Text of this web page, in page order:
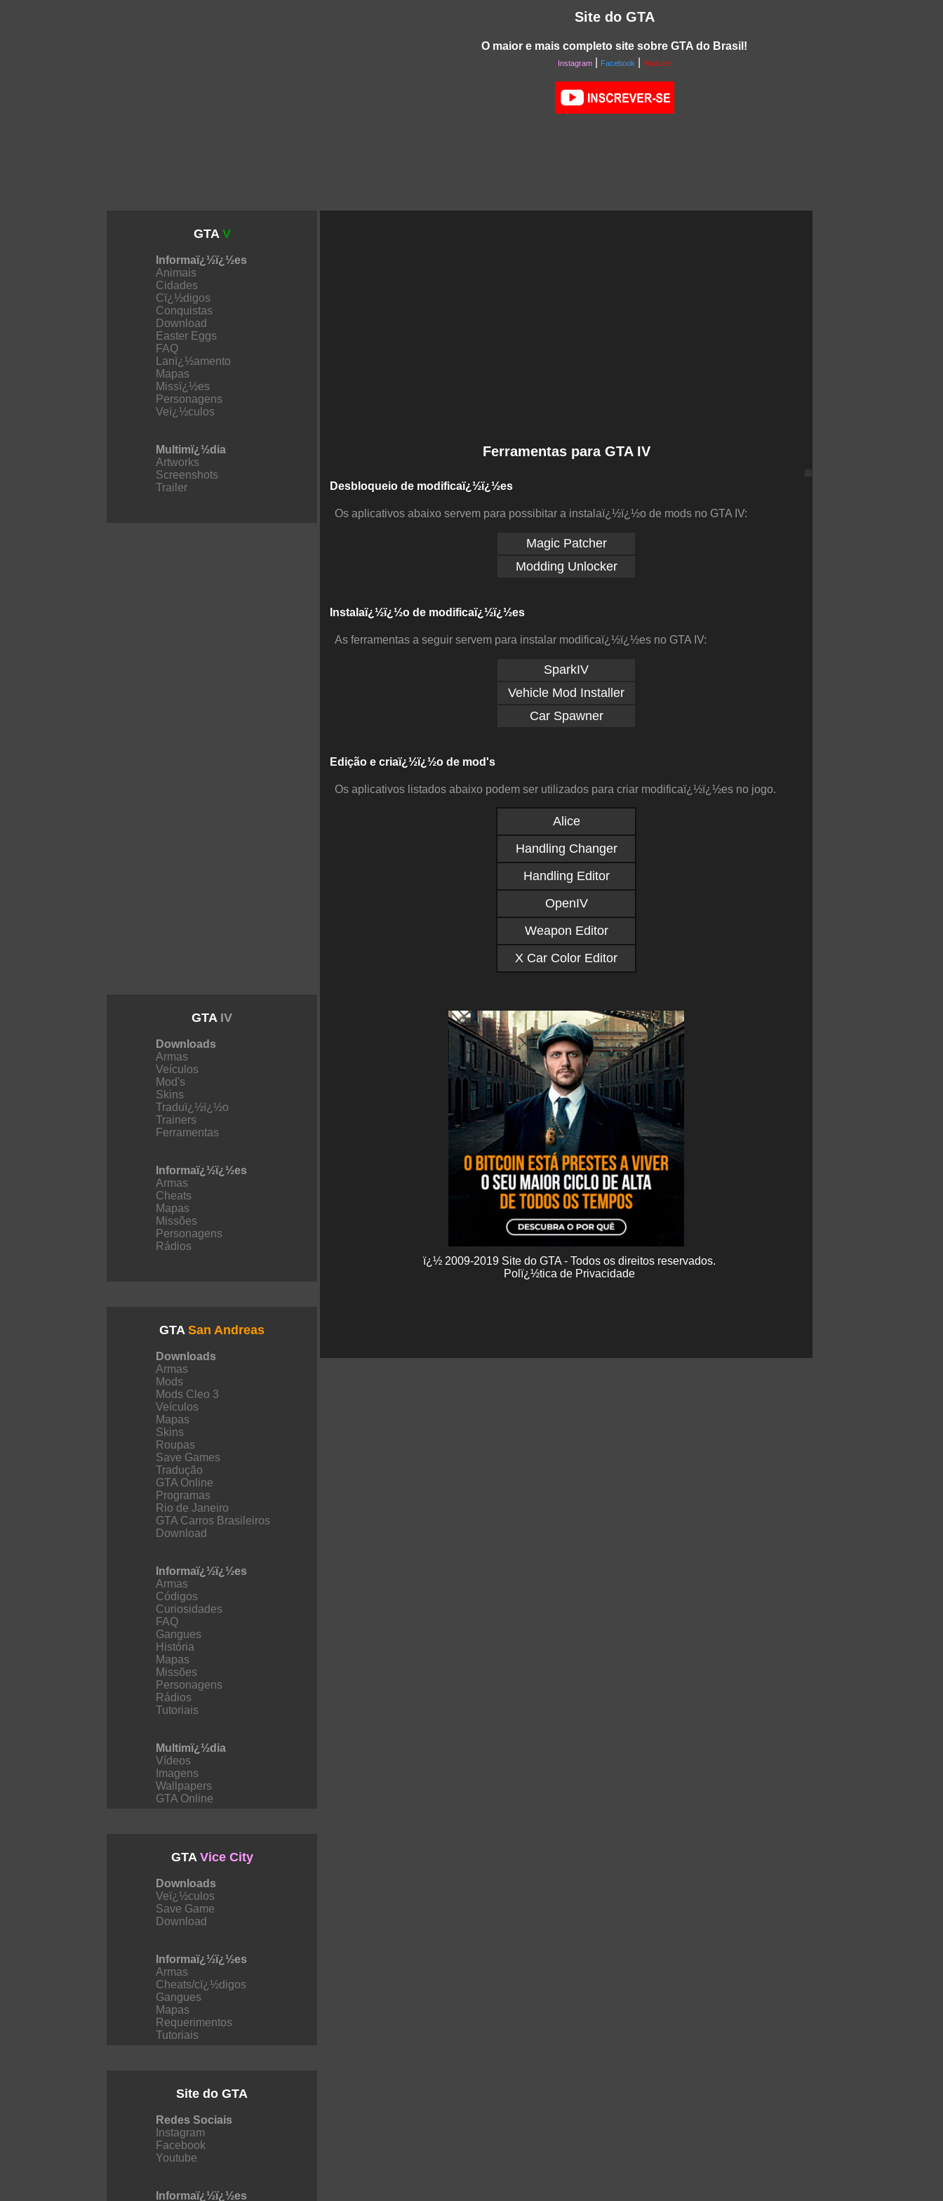
Site do GTA
O maior e mais completo site sobre GTA do Brasil!
Instagram Facebook Youtube
GTA V
Informaï¿½ï¿½es
Animais
Cidades
Cï¿½digos
Conquistas
Download
Easter Eggs
FAQ
Lanï¿½amento
Mapas
Missï¿½es
Personagens
Veï¿½culos
Multimï¿½dia
Artworks
Screenshots
Trailer
GTA IV
Downloads
Armas
Veículos
Mod's
Skins
Traduï¿½ï¿½o
Trainers
Ferramentas
Informaï¿½ï¿½es
Armas
Cheats
Mapas
Missões
Personagens
Rádios
GTA San Andreas
Downloads
Armas
Mods
Mods Cleo 3
Veículos
Mapas
Skins
Roupas
Save Games
Tradução
GTA Online
Programas
Rio de Janeiro
GTA Carros Brasileiros
Download
Informaï¿½ï¿½es
Armas
Códigos
Curiosidades
FAQ
Gangues
História
Mapas
Missões
Personagens
Rádios
Tutoriais
Multimï¿½dia
Vídeos
Imagens
Wallpapers
GTA Online
GTA Vice City
Downloads
Veï¿½culos
Save Game
Download
Informaï¿½ï¿½es
Armas
Cheats/cï¿½digos
Gangues
Mapas
Requerimentos
Tutoriais
Site do GTA
Redes Sociais
Instagram
Facebook
Youtube
Informaï¿½ï¿½es
Ferramentas para GTA IV
Desbloqueio de modificaï¿½ï¿½es
Os aplicativos abaixo servem para possibitar a instalaï¿½ï¿½o de mods no GTA IV:
Magic Patcher
Modding Unlocker
Instalaï¿½ï¿½o de modificaï¿½ï¿½es
As ferramentas a seguir servem para instalar modificaï¿½ï¿½es no GTA IV:
SparkIV
Vehicle Mod Installer
Car Spawner
Edição e criaï¿½ï¿½o de mod's
Os aplicativos listados abaixo podem ser utilizados para criar modificaï¿½ï¿½es no jogo.
Alice
Handling Changer
Handling Editor
OpenIV
Weapon Editor
X Car Color Editor
ï¿½ 2009-2019 Site do GTA - Todos os direitos reservados.
Polï¿½tica de Privacidade